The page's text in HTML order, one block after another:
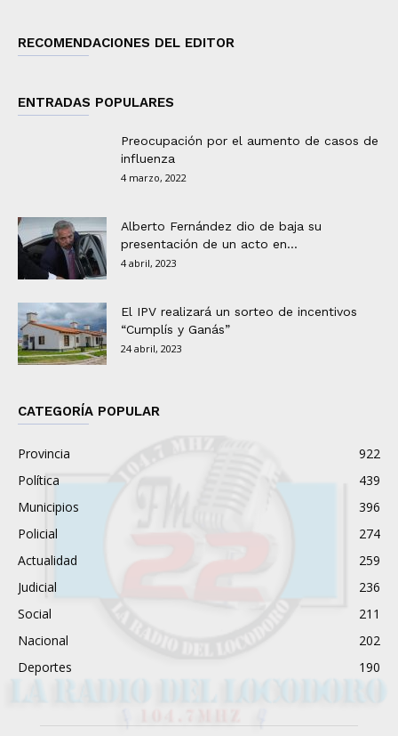
RECOMENDACIONES DEL EDITOR
ENTRADAS POPULARES
Preocupación por el aumento de casos de
influenza
4 marzo, 2022
Alberto Fernández dio de baja su
presentación de un acto en...
4 abril, 2023
El IPV realizará un sorteo de incentivos
“Cumplís y Ganás”
24 abril, 2023
CATEGORÍA POPULAR
Provincia
922
Política
439
Municipios
396
Policial
274
Actualidad
259
Judicial
236
Social
211
Nacional
202
Deportes
190